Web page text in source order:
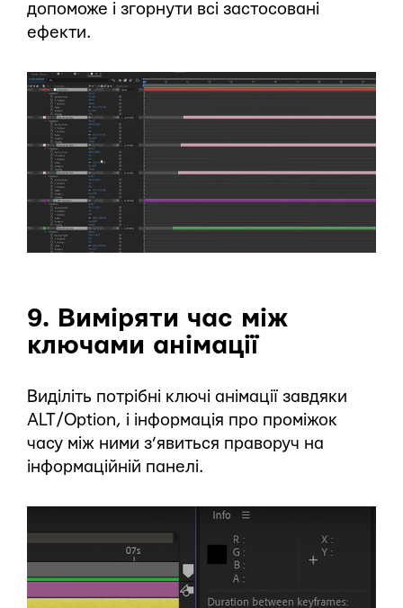
допоможе і згорнути всі застосовані
ефекти.
9. Виміряти час між
ключами анімації
Виділіть потрібні ключі анімації завдяки
ALT/Option, і інформація про проміжок
часу між ними з’явиться праворуч на
інформаційній панелі.